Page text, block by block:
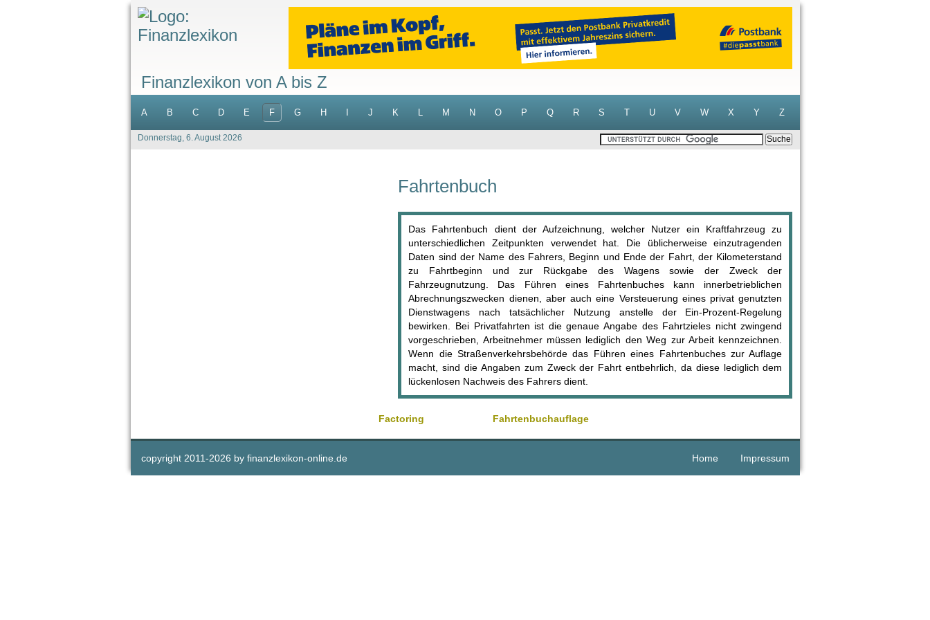
Finanzlexikon von A bis Z
A B C D E F G H J K L M N O P Q R S T U V W X Y Z
Donnerstag, 6. August 2026
Fahrtenbuch
Das Fahrtenbuch dient der Aufzeichnung, welcher Nutzer ein Kraftfahrzeug zu
unterschiedlichen Zeitpunkten verwendet hat. Die üblicherweise einzutragenden
Daten sind der Name des Fahrers, Beginn und Ende der Fahrt, der Kilometerstand
zu Fahrtbeginn und zur Rückgabe des Wagens sowie der Zweck der
Fahrzeugnutzung. Das Führen eines Fahrtenbuches kann innerbetrieblichen
Abrechnungszwecken dienen, aber auch eine Versteuerung eines privat genutzten
Dienstwagens nach tatsächlicher Nutzung anstelle der Ein-Prozent-Regelung
bewirken. Bei Privatfahrten ist die genaue Angabe des Fahrtzieles nicht zwingend
vorgeschrieben, Arbeitnehmer müssen lediglich den Weg zur Arbeit kennzeichnen.
Wenn die Straßenverkehrsbehörde das Führen eines Fahrtenbuches zur Auflage
macht, sind die Angaben zum Zweck der Fahrt entbehrlich, da diese lediglich dem
lückenlosen Nachweis des Fahrers dient.
Factoring Fahrtenbuchauflage
copyright 2011-2026 by finanzlexikon-online.de Home Impressum